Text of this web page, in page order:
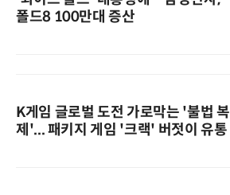
폴드8 100만대 증산
K게임 글로벌 도전 가로막는 '불법 복
제'... 패키지 게임 '크랙' 버젓이 유통